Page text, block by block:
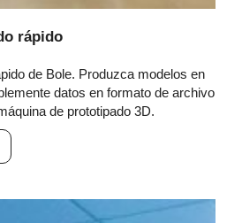
rápido
de Bole. Produzca modelos en
datos en formato de archivo
de prototipado 3D.